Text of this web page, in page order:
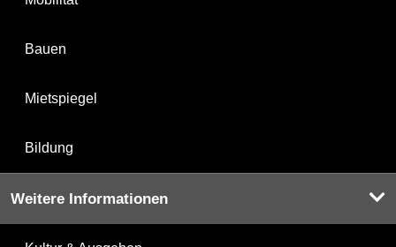
Bauen
Mietspiegel
Bildung
Weitere Informationen